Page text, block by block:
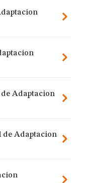
Adaptacion
de Adaptacion